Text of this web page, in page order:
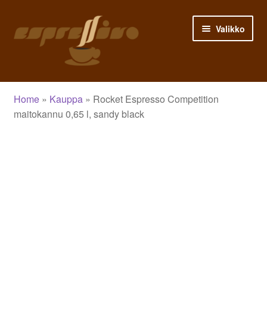
navigointiin
sisältöön
Valikko
Etusivu
Asiakastili
Home» Kauppa» Rocket Espresso Competition
maitokannu 0,65 l, sandy black